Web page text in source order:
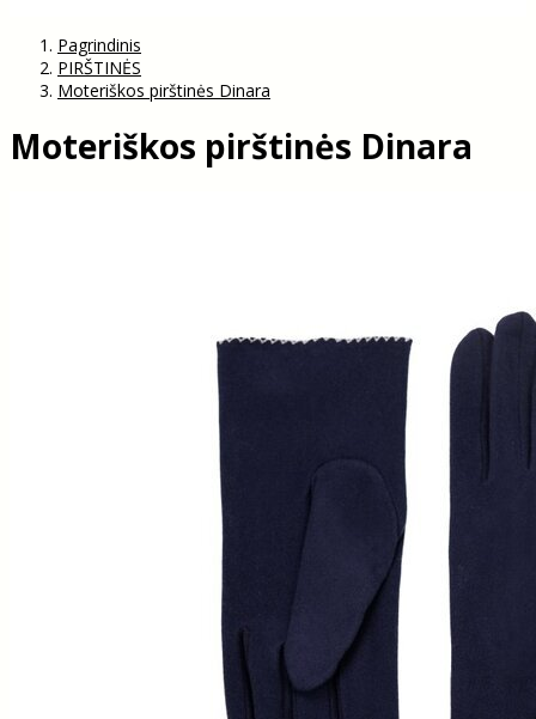
Pagrindinis
PIRŠTINĖS
Moteriškos pirštinės Dinara
Moteriškos pirštinės Dinara